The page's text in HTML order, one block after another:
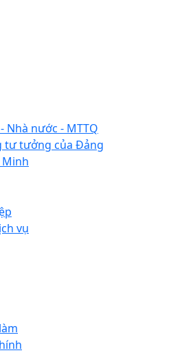
Nhà nước - MTTQ
tư tưởng của Đảng
vụ